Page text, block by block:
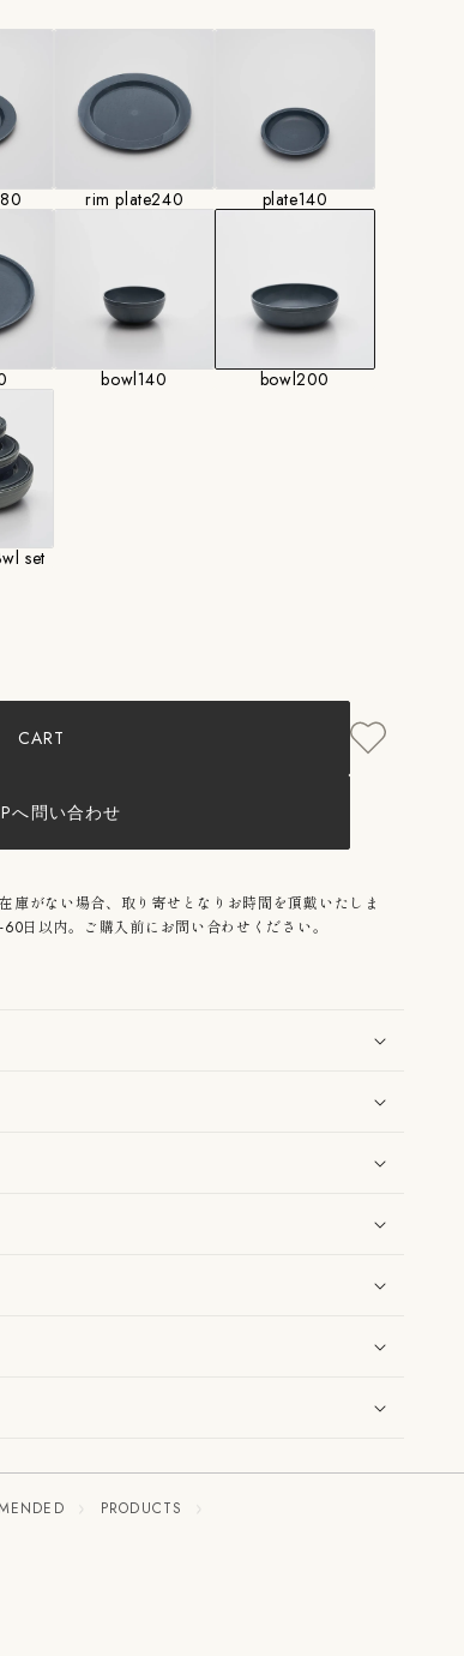
売しております。ご不明な点はお問い合
rim plate240 plate140
bowl140 bowl200
set
CART
へ問い合わせ
庫がない場合、取り寄せとなりお時間を頂戴いたしま
日以内。ご購入前にお問い合わせください。
PRODUCTS